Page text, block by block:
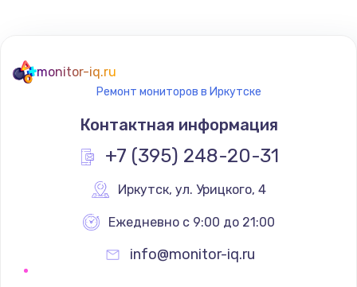
Ремонт разъема питания
745 руб.
Заказать
Замена видеокарты
1600 руб.
Заказать
Ремонт цепей питания
monitor-iq.ru
Ремонт мониторов в Иркутске
Контактная информация
+7 (395) 248-20-31
Иркутск, ул. Урицкого, 4
Ежедневно с 9:00 до 21:00
info@monitor-iq.ru